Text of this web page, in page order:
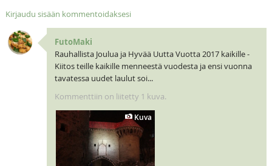
Kirjaudu sisään kommentoidaksesi
FutoMaki
Rauhallista Joulua ja Hyvää Uutta Vuotta 2017 kaikille -
Kiitos teille kaikille menneestä vuodesta ja ensi vuonna
tavatessa uudet laulut soi...
Kommenttiin on liitetty 1 kuva.
Kuva